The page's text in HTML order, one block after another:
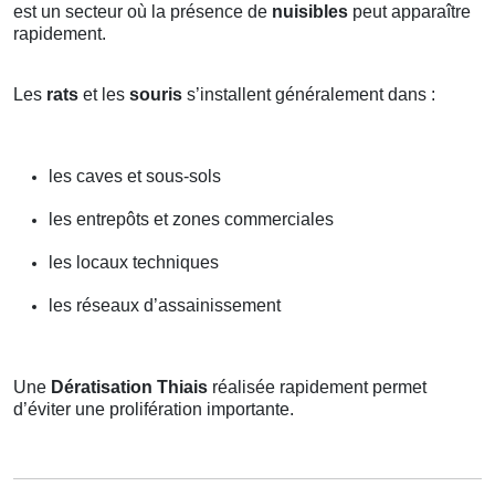
est un secteur où la présence de nuisibles peut apparaître
rapidement.
Les rats et les souris s’installent généralement dans :
les caves et sous-sols
les entrepôts et zones commerciales
les locaux techniques
les réseaux d’assainissement
Une Dératisation Thiais réalisée rapidement permet
d’éviter une prolifération importante.